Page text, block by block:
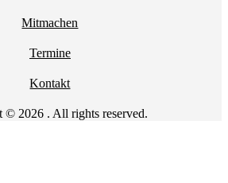
Mitmachen
Termine
Kontakt
© 2026 . All rights reserved.